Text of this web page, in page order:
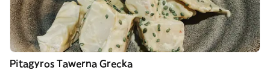
Pitagyros Tawerna Grecka